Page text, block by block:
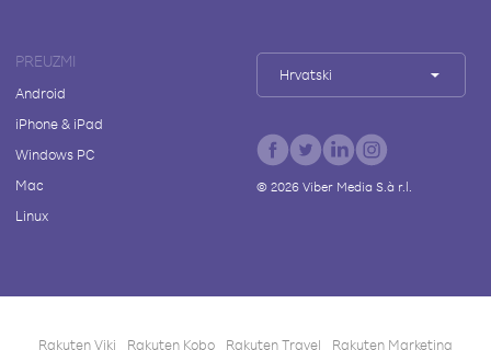
PREUZMI
Android
iPhone & iPad
Windows PC
Mac
Linux
Hrvatski
© 2026Viber Media S.à r.l.
Rakuten Viki Rakuten Kobo Rakuten Travel Rakuten Marketing